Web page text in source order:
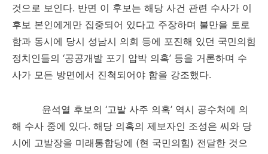
것으로 보인다. 반면 이 후보는 해당 사건 관련 수사가 이
후보 본인에게만 집중되어 있다고 주장하며 불만을 토로
함과 동시에 당시 성남시 의회 등에 포진해 있던 국민의힘
정치인들의 ‘공공개발 포기 압박 의혹’ 등을 거론하며 수
사가 모든 방면에서 진척되어야 함을 강조했다.
윤석열 후보의 ‘고발 사주 의혹’ 역시 공수처에 의
해 수사 중에 있다. 해당 의혹의 제보자인 조성은 씨와 당
시에 고발장을 미래통합당에 (현 국민의힘) 전달한 것으